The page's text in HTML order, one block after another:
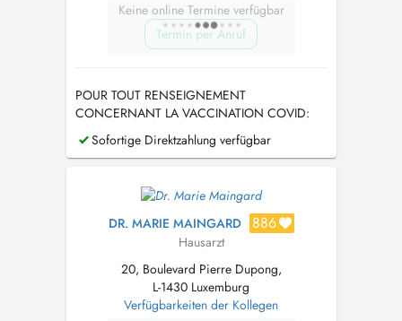
Keine online Termine verfügbar
Termin per Anruf
POUR TOUT RENSEIGNEMENT
CONCERNANT LA VACCINATION COVID:
visitez le site
https://covid19.public.lu/fr/vaccination.html
Sofortige Direktzahlung verfügbar
DR. MARIE MAINGARD 886
Hausarzt
20, Boulevard Pierre Dupong,
L-1430 Luxemburg
Verfügbarkeiten der Kollegen